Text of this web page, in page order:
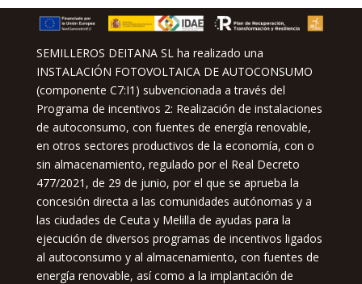
SEMILLEROS DEITANA SL ha realizado una
INSTALACIÓN FOTOVOLTAICA DE AUTOCONSUMO
(componente C7:I1) subvencionada a través del
Programa de incentivos 2: Realización de instalaciones
de autoconsumo, con fuentes de energía renovable,
en otros sectores productivos de la economía, con o
sin almacenamiento, regulado por el Real Decreto
477/2021, de 29 de junio, por el que se aprueba la
concesión directa a las comunidades autónomas y a
las ciudades de Ceuta y Melilla de ayudas para la
ejecución de diversos programas de incentivos ligados
al autoconsumo y al almacenamiento, con fuentes de
energía renovable, así como a la implantación de